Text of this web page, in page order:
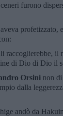
furono
profetizzato,
raccoglierebbe, il
di Dio di Dio il
Orsini non
dalla
andò da